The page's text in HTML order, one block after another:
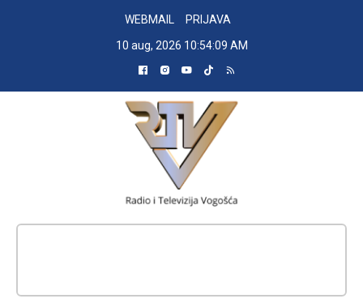
WEBMAIL
PRIJAVA
10 aug, 2026 10:54:10 AM